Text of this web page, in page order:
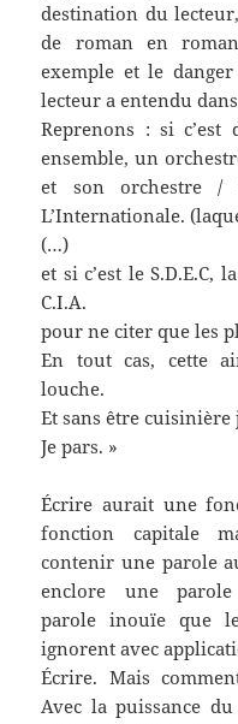
destination du
de roman en
exemple et le
lecteur a entendu
Reprenons : si
ensemble, un
et son orchestre /
L’Internationale.
(…)
et si c’est le S.D.E.C,
C.I.A.
pour ne citer que les
En tout cas, cette
louche.
Et sans être
Je pars. »
Écrire aurait une
fonction capitale
contenir une parole
enclore une parole
parole inouïe que
ignorent avec
Écrire. Mais
Avec la puissance